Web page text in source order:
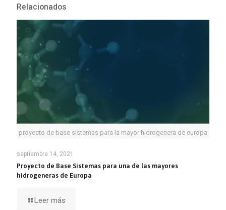
Relacionados
proyecto de base sistemas para la mayor hidrogenera de europa
septiembre 14, 2021
Proyecto de Base Sistemas para una de las mayores
hidrogeneras de Europa
Leer más